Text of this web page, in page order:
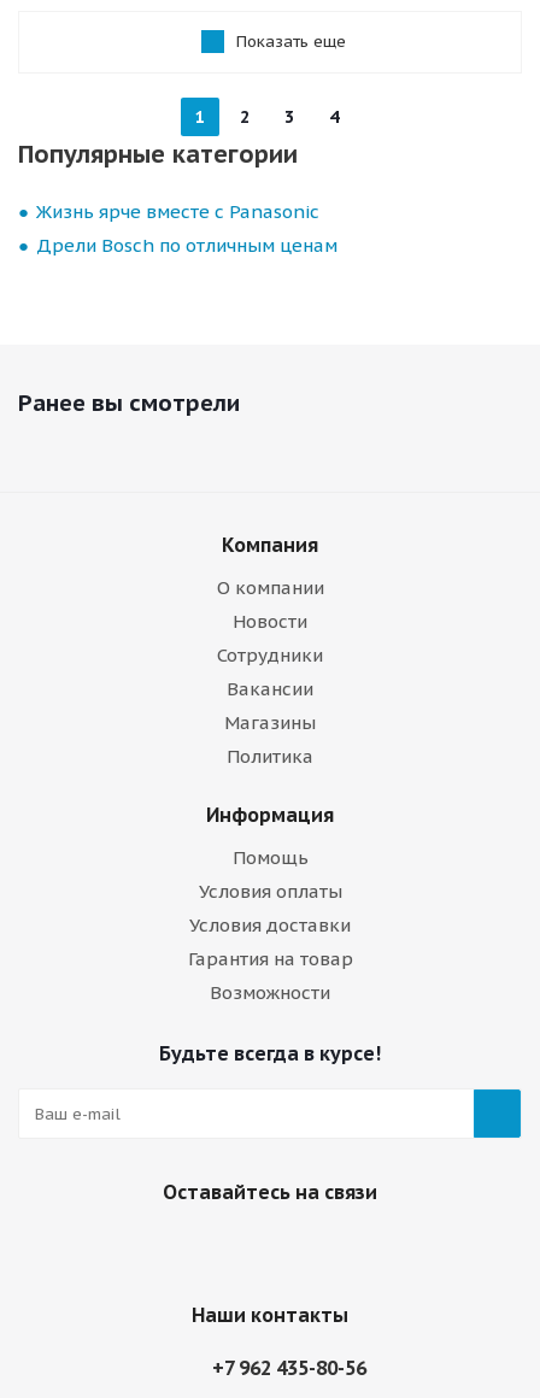
Показать еще
1 2 3 4
Популярные категории
Жизнь ярче вместе с Panasonic
Дрели Bosch по отличным ценам
Ранее вы смотрели
Компания
О компании
Новости
Сотрудники
Вакансии
Магазины
Политика
Информация
Помощь
Условия оплаты
Условия доставки
Гарантия на товар
Возможности
Будьте всегда в курсе!
Оставайтесь на связи
Наши контакты
+7 962 435-80-56